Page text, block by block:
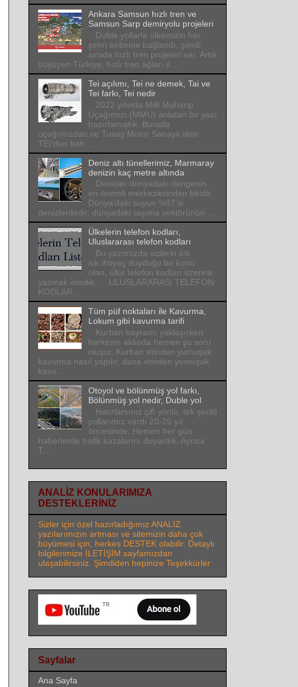
Ankara Samsun hızlı tren ve
Samsun Sarp demiryolu projeleri
Duble yollarla ülkemizin her
şehri birbirine bağlandı, şimdi
sırada hızlı tren projeleri var. Artık
büyüyen Türkiye, hızlı tren ağları il...
Tei açılımı, Tei ne demek, Tai ve
Tei farkı, Tei nedir
2022 yılında Milli Muharip
Uçağımızı (MMU) anlatan bir yazı
hazırlamıştık. Burada
uçağımızdan ve Tusaş Motor Sanayii olan
TEI'den bah...
Deniz altı tünellerimiz, Marmaray
denizin kaç metre altında
Denizler dünyadaki dengenin
en önemli merkezlerinden biridir.
Dünya'daki suyun %97'si
denizlerdedir, dünyadaki taşıma sektörünün ...
Ülkelerin telefon kodları,
Uluslararası telefon kodları
Bu yazımızda sizlerin sık
sık ihtiyaç duyduğu bir konu
olan, ülke telefon kodları üzerine
yazmak istedik. ULUSLARARASI TELEFON
KODLAR...
Tüm püf noktaları ile Kavurma,
Lokum gibi kavurma tarifi
Kurban bayramı yaklaşırken
herkesin aklında hemen şu soru
oluşur. Kurban etinden yumuşak
kavurma nasıl yapılır, dana etinden yumuşak
kavu...
Otoyol ve bölünmüş yol farkı,
Bölünmüş yol nedir, Duble yol
Hatırlarsınız çift yönlü, tek şeritli
yollarımız vardı 20-25 yıl
öncesinde. Hemen her gün
haberlerde trafik kazalarını duyardık. Ayrıca
T...
ANALİZ KONULARIMIZA
DESTEKLERİNİZ
Sizler için özel hazırladığımız ANALİZ
yazılarımızın artması ve sitemizin daha çok
büyümesi için, herkes DESTEK olabilir. Detaylı
bilgilerimize İLETİŞİM sayfamızdan
ulaşabilirsiniz. Şimdiden hepinize Teşekkürler
Sayfalar
Ana Sayfa